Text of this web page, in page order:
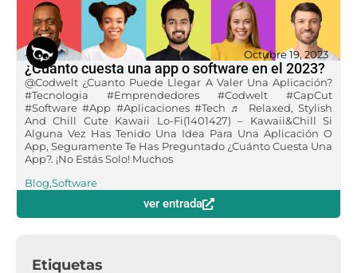
Octubre 19, 2023
¿Cuánto cuesta una app o software en el 2023?
@codwelt ¿cuanto Puede Llegar A Valer Una Aplicación?
#tecnologia #emprendedores #codwelt #CapCut
#software #app #aplicaciones #tech ♬ Relaxed, Stylish
And Chill Cute Kawaii Lo-Fi(1401427) – Kawaii&Chill Si
Alguna Vez Has Tenido Una Idea Para Una Aplicación O
App, Seguramente Te Has Preguntado ¿cuánto Cuesta Una
App?. ¡No Estás Solo! Muchos
Blog,Software
ver entrada
Etiquetas